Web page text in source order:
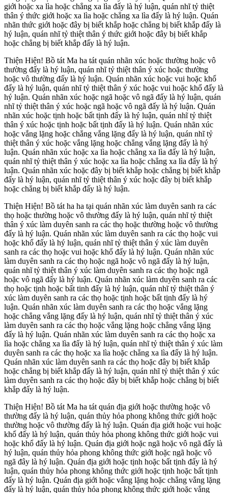
giới hoặc xa lìa hoặc chẳng xa lìa đấy là hý luận, quán nhĩ tỷ thiệt
thân ý thức giới hoặc xa lìa hoặc chẳng xa lìa đấy là hý luận. Quán
nhãn thức giới hoặc đây bị biết khắp hoặc chẳng bị biết khắp đấy là
hý luận, quán nhĩ tỷ thiệt thân ý thức giới hoặc đây bị biết khắp
hoặc chẳng bị biết khắp đấy là hý luận.
Thiện Hiện! Bồ tát Ma ha tát quán nhãn xúc hoặc thường hoặc vô
thường đấy là hý luận, quán nhĩ tỷ thiệt thân ý xúc hoặc thường
hoặc vô thường đấy là hý luận. Quán nhãn xúc hoặc vui hoặc khổ
đấy là hý luận, quán nhĩ tỷ thiệt thân ý xúc hoặc vui hoặc khổ đấy là
hý luận. Quán nhãn xúc hoặc ngã hoặc vô ngã đấy là hý luận, quán
nhĩ tỷ thiệt thân ý xúc hoặc ngã hoặc vô ngã đấy là hý luận. Quán
nhãn xúc hoặc tịnh hoặc bất tịnh đấy là hý luận, quán nhĩ tỷ thiệt
thân ý xúc hoặc tịnh hoặc bất tịnh đấy là hý luận. Quán nhãn xúc
hoặc vắng lặng hoặc chẳng vắng lặng đấy là hý luận, quán nhĩ tỷ
thiệt thân ý xúc hoặc vắng lặng hoặc chẳng vắng lặng đấy là hý
luận. Quán nhãn xúc hoặc xa lìa hoặc chẳng xa lìa đấy là hý luận,
quán nhĩ tỷ thiệt thân ý xúc hoặc xa lìa hoặc chẳng xa lìa đấy là hý
luận. Quán nhãn xúc hoặc đây bị biết khắp hoặc chẳng bị biết khắp
đấy là hý luận, quán nhĩ tỷ thiệt thân ý xúc hoặc đây bị biết khắp
hoặc chẳng bị biết khắp đấy là hý luận.
Thiện Hiện! Bồ tát ha ha tại quán nhãn xúc làm duyên sanh ra các
thọ hoặc thường hoặc vô thường đấy là hý luận, quán nhĩ tỷ thiệt
thân ý xúc làm duyên sanh ra các thọ hoặc thường hoặc vô thường
đấy là hý luận. Quán nhãn xúc làm duyên sanh ra các thọ hoặc vui
hoặc khổ đấy là hý luận, quán nhĩ tỷ thiệt thân ý xúc làm duyên
sanh ra các thọ hoặc vui hoặc khổ đấy là hý luận. Quán nhãn xúc
làm duyên sanh ra các thọ hoặc ngã hoặc vô ngã đấy là hý luận,
quán nhĩ tỷ thiệt thân ý xúc làm duyên sanh ra các thọ hoặc ngã
hoặc vô ngã đấy là hý luận. Quán nhãn xúc làm duyên sanh ra các
thọ hoặc tịnh hoặc bất tinh đấy là hý luận, quán nhĩ tỷ thiệt thân ý
xúc làm duyên sanh ra các thọ hoặc tịnh hoặc bất tịnh đấy là hý
luận. Quán nhãn xúc làm duyên sanh ra các thọ hoặc vắng lặng
hoặc chẳng vắng lặng đấy là hý luận, quán nhĩ tỷ thiệt thân ý xúc
làm duyên sanh ra các thọ hoặc vắng lặng hoặc chẳng vắng lặng
đấy là hý luận. Quán nhãn xúc làm duyên sanh ra các thọ hoặc xa
lìa hoặc chẳng xa lìa đấy là hý luận, quán nhĩ tỷ thiệt thân ý xúc làm
duyên sanh ra các thọ hoặc xa lìa hoặc chẳng xa lìa đấy là hý luận.
Quán nhãn xúc làm duyên sanh ra các thọ hoặc đây bị biết khắp
hoặc chẳng bị biết khắp đấy là hý luận, quán nhĩ tỷ thiệt thân ý xúc
làm duyên sanh ra các thọ hoặc đây bị biết khắp hoặc chẳng bị biết
khắp đấy là hý luận.
Thiện Hiện! Bồ tát Ma ha tát quán địa giới hoặc thường hoặc vô
thường đấy là hý luận, quán thủy hỏa phong không thức giới hoặc
thường hoặc vô thường đấy là hý luận. Quán địa giới hoặc vui hoặc
khổ đấy là hý luận, quán thủy hỏa phong không thức giới hoặc vui
hoặc khổ đấy là hý luận. Quán địa giới hoặc ngã hoặc vô ngã đấy là
hý luận, quán thủy hỏa phong không thức giới hoặc ngã hoặc vô
ngã đây là hý luận. Quán địa giới hoặc tịnh hoặc bất tịnh đấy là hý
luận, quán thủy hỏa phong không thức giới hoặc tịnh hoặc bất tịnh
đấy là hý luận. Quán địa giới hoặc vắng lặng hoặc chẳng vắng lặng
đấy là hý luận, quán thủy hỏa phong không thức giới hoặc vắng